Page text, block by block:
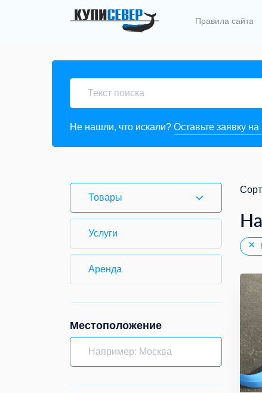
Правила сайта
Не нашли, что искали? Оставьте заявку на
Товары
Услуги
Аренда
Местоположение